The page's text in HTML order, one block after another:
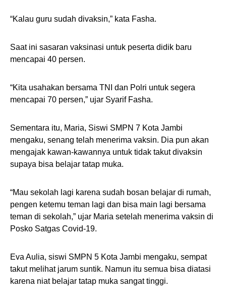
“Kalau guru sudah divaksin,” kata Fasha.
Saat ini sasaran vaksinasi untuk peserta didik baru
mencapai 40 persen.
“Kita usahakan bersama TNI dan Polri untuk segera
mencapai 70 persen,” ujar Syarif Fasha.
Sementara itu, Maria, Siswi SMPN 7 Kota Jambi
mengaku, senang telah menerima vaksin. Dia pun akan
mengajak kawan-kawannya untuk tidak takut divaksin
supaya bisa belajar tatap muka.
“Mau sekolah lagi karena sudah bosan belajar di rumah,
pengen ketemu teman lagi dan bisa main lagi bersama
teman di sekolah,” ujar Maria setelah menerima vaksin di
Posko Satgas Covid-19.
Eva Aulia, siswi SMPN 5 Kota Jambi mengaku, sempat
takut melihat jarum suntik. Namun itu semua bisa diatasi
karena niat belajar tatap muka sangat tinggi.